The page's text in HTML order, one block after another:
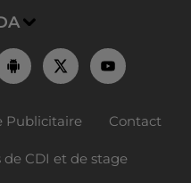
Publicitaire Contact
de CDI et de stage